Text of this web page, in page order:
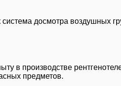
досмотра воздушных
в производстве
предметов.